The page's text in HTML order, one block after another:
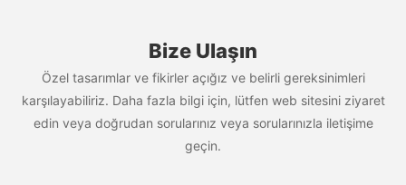
Bize Ulaşın
Özel tasarımlar ve fikirler açığız ve belirli gereksinimleri
karşılayabiliriz. Daha fazla bilgi için, lütfen web sitesini ziyaret
edin veya doğrudan sorularınız veya sorularınızla iletişime
geçin.